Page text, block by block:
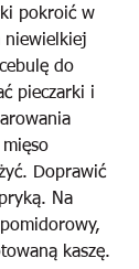
pokroić w
niewielkiej
do
pieczarki i
Doprawić
Na
kaszę.